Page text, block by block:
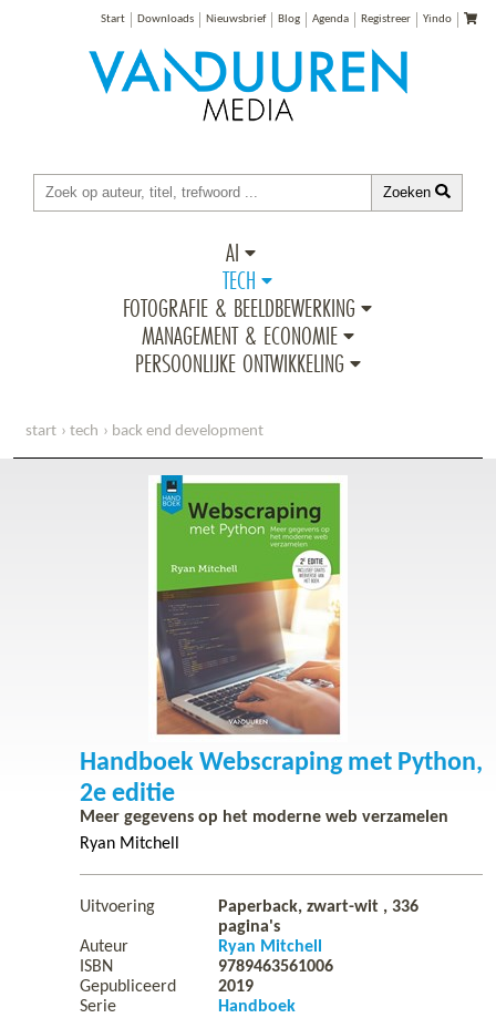
Start Downloads Nieuwsbrief Blog Agenda Registreer Yindo
Zoeken
AI
TECH
FOTOGRAFIE & BEELDBEWERKING
MANAGEMENT & ECONOMIE
PERSOONLIJKE ONTWIKKELING
start tech back end development
handboek webscraping met python, 2e editie
Handboek Webscraping met Python,
2e editie
Meer gegevens op het moderne web verzamelen
Ryan Mitchell
Uitvoering Paperback, zwart-wit , 336
pagina's
Auteur
Ryan Mitchell
ISBN
9789463561006
Gepubliceerd
2019
Serie
Handboek